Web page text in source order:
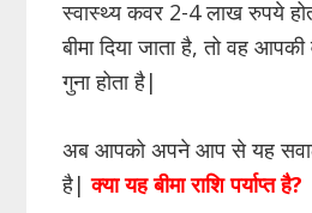
स्वास्थ्य कवर 2-4 लाख रुपये
बीमा दिया जाता है, तो वह
गुना होता है|
अब आपको अपने आप से यह
है|क्या यह बीमा राशि पर्याप्त है?